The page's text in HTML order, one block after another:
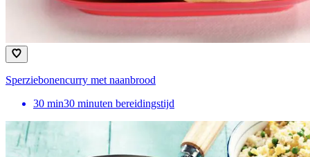
Sperziebonencurry met naanbrood
30 min30 minuten bereidingstijd